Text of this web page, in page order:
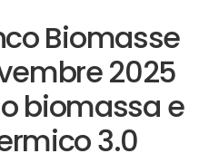
Biomasse
2025
biomassa e
3.0